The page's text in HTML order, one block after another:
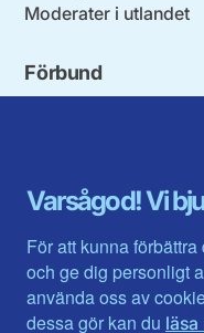
Varsågod! Vi
För att kunna
och ge dig personligt
använda oss av
dessa gör kan du läsa
Moderater i utlandet
Förbund
Gävleborg
Halland
Jämtlands län
Jönköpings län
Kalmar län
Kronobergs län